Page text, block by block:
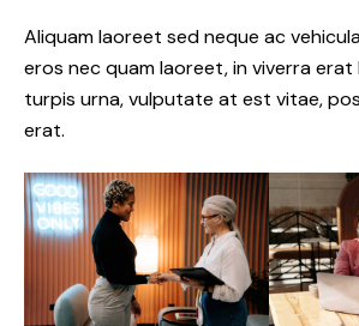
Aliquam laoreet sed neque ac
eros nec quam laoreet, in viverra erat
turpis urna, vulputate at est vitae,
erat.